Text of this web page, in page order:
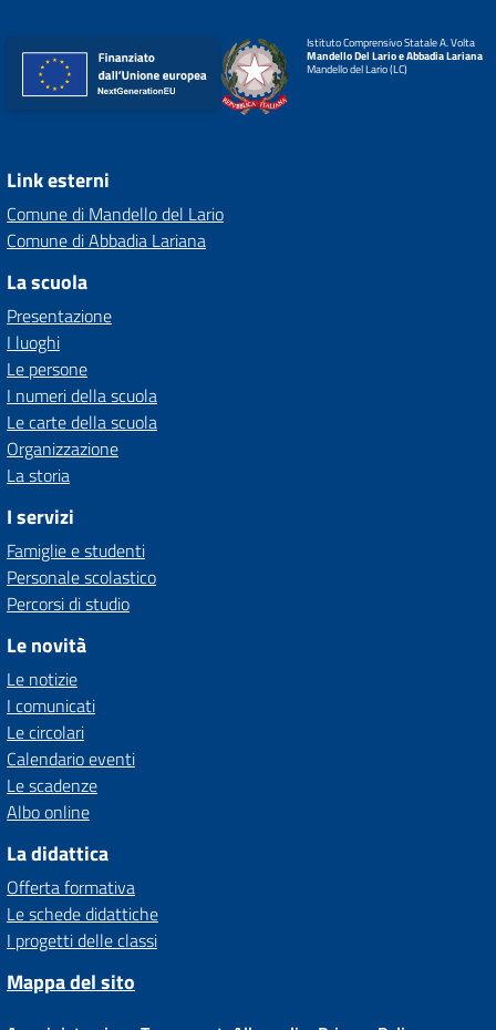
Istituto Comprensivo Statale A. Volta
Mandello Del Lario e Abbadia Lariana
Mandello del Lario (LC)
Link esterni
Comune di Mandello del Lario
Comune di Abbadia Lariana
La scuola
Presentazione
I luoghi
Le persone
I numeri della scuola
Le carte della scuola
Organizzazione
La storia
I servizi
Famiglie e studenti
Personale scolastico
Percorsi di studio
Le novità
Le notizie
I comunicati
Le circolari
Calendario eventi
Le scadenze
Albo online
La didattica
Offerta formativa
Le schede didattiche
I progetti delle classi
Mappa del sito